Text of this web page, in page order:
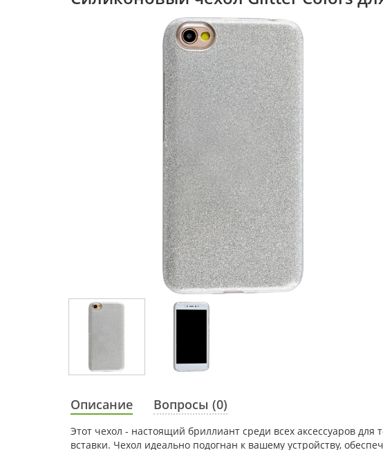
Описание Вопросы (0)
Этот чехол - настоящий бриллиант среди всех аксессуаров
вставки. Чехол идеально подогнан к вашему устройству,